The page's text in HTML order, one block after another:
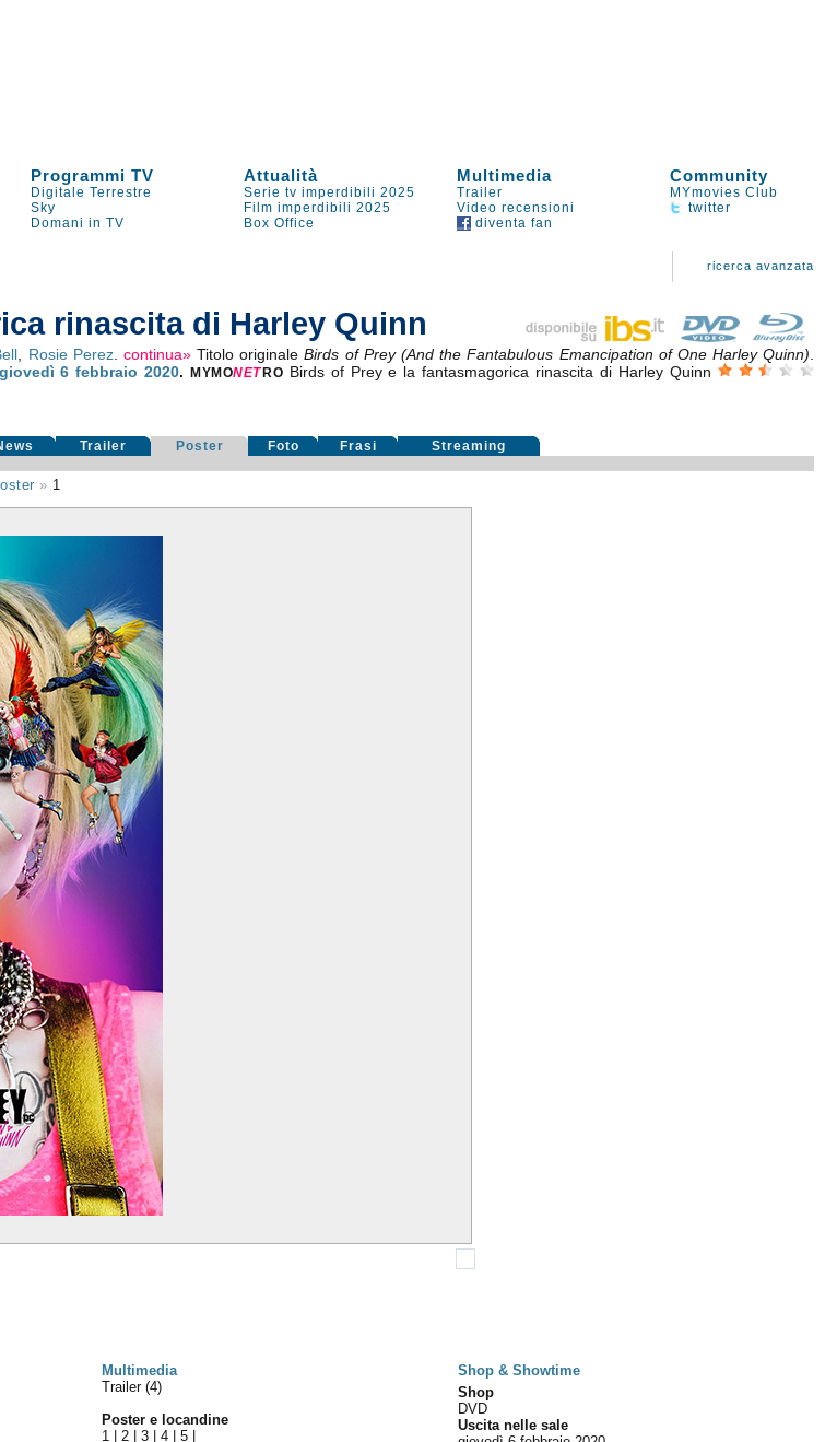
Programmi TV Attualità Multimedia Community
Digitale Terrestre Serie tv imperdibili 2025 Trailer
MYmovies Club
Sky Film imperdibili 2025 Video recensioni
twitter
Domani in TV Box Office diventa fan
ricerca avanzata
rinascita di Harley Quinn
Rosie Perez. continua» Titolo originaleBirds of Prey (And the Fantabulous Emancipation of One Harley Quinn)
giovedì 6 febbraio 2020.MYMONET RO Birds of Prey e la fantasmagorica rinascita di Harley Quinn
Trailer Poster Foto Frasi Streaming
» 1
Multimedia
Shop & Showtime
Trailer (4)
Poster e locandine
1 |2 |3 |4 |5
Shop
DVD
Uscita nelle sale